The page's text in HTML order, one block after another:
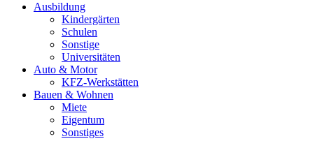
Ausbildung
Kindergärten
Schulen
Sonstige
Universitäten
Auto & Motor
KFZ-Werkstätten
Bauen & Wohnen
Miete
Eigentum
Sonstiges